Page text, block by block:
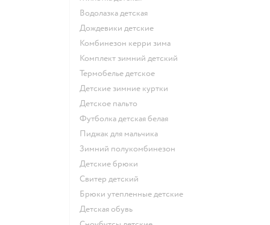
Водолазка детская
Дождевики детские
Комбинезон керри зима
Комплект зимний детский
Термобелье детское
Детские зимние куртки
Детское пальто
Футболка детская белая
Пиджак для мальчика
Зимний полукомбинезон
Детские брюки
Свитер детский
Брюки утепленные детские
Детская обувь